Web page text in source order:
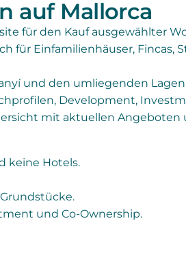
auf Mallorca
für den Kauf ausgewählter
für Einfamilienhäuser,
und den umliegenden
Development,
mit aktuellen Angeboten
keine Hotels.
und Co-Ownership.